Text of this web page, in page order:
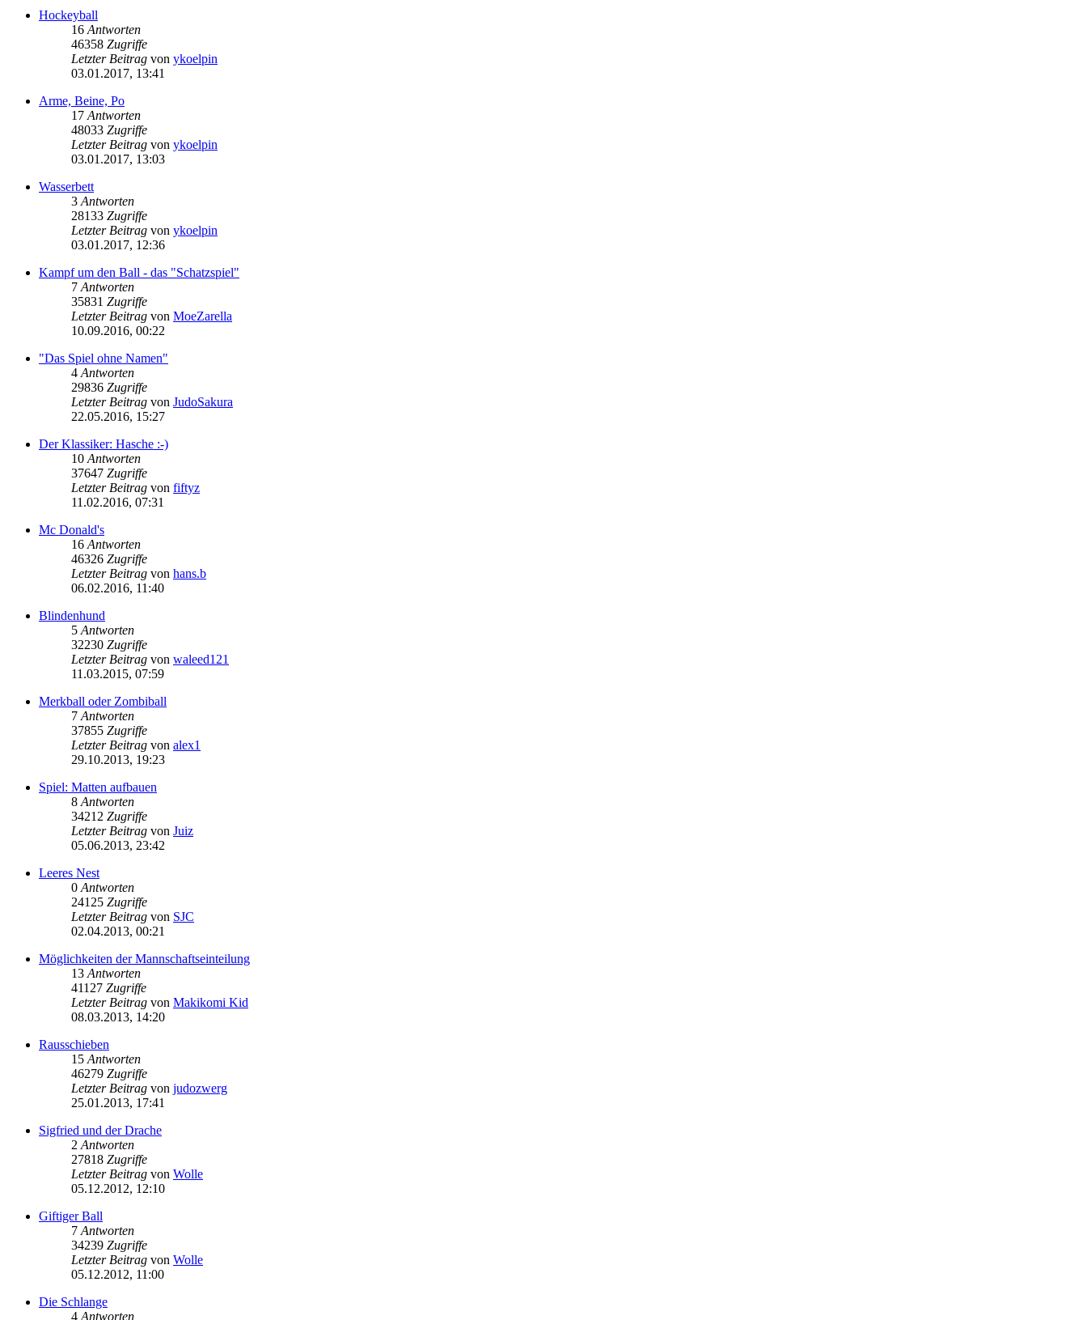
Hockeyball
16Antworten
46358 Zugriffe
Letzter Beitrag von ykoelpin
03.01.2017, 13:41
Arme, Beine, Po
17Antworten
48033 Zugriffe
Letzter Beitrag von ykoelpin
03.01.2017, 13:03
Wasserbett
3Antworten
28133 Zugriffe
Letzter Beitrag von ykoelpin
03.01.2017, 12:36
Kampf um den Ball - das "Schatzspiel"
7Antworten
35831 Zugriffe
Letzter Beitrag von MoeZarella
10.09.2016, 00:22
"Das Spiel ohne Namen"
4Antworten
29836 Zugriffe
Letzter Beitrag von JudoSakura
22.05.2016, 15:27
Der Klassiker: Hasche :-)
10Antworten
37647 Zugriffe
Letzter Beitrag von fiftyz
11.02.2016, 07:31
Mc Donald's
16Antworten
46326 Zugriffe
Letzter Beitrag von hans.b
06.02.2016, 11:40
Blindenhund
5Antworten
32230 Zugriffe
Letzter Beitrag von waleed121
11.03.2015, 07:59
Merkball oder Zombiball
7Antworten
37855 Zugriffe
Letzter Beitrag von alex1
29.10.2013, 19:23
Spiel: Matten aufbauen
8Antworten
34212 Zugriffe
Letzter Beitrag von Juiz
05.06.2013, 23:42
Leeres Nest
0Antworten
24125 Zugriffe
Letzter Beitrag von SJC
02.04.2013, 00:21
Möglichkeiten der Mannschaftseinteilung
13Antworten
41127 Zugriffe
Letzter Beitrag von Makikomi Kid
08.03.2013, 14:20
Rausschieben
15Antworten
46279 Zugriffe
Letzter Beitrag von judozwerg
25.01.2013, 17:41
Sigfried und der Drache
2Antworten
27818 Zugriffe
Letzter Beitrag von Wolle
05.12.2012, 12:10
Giftiger Ball
7Antworten
34239 Zugriffe
Letzter Beitrag von Wolle
05.12.2012, 11:00
Die Schlange
4 Antworten